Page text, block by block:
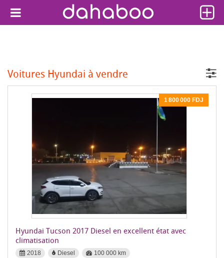
Voitures Hyundai à vendre
1 800 000 FDJ
Hyundai Tucson 2017 Diesel en excellent état avec
climatisation
2018 Diesel 100 000 km